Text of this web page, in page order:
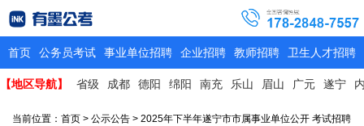
首页 公务员考试 事业单位招聘 企业招聘 教师招聘 卫生人才招聘
【地区导航】 省级 成都 德阳 绵阳 南充 乐山 眉山 广元 遂宁
当前位置： 首页 > 公示公告 > 2025年下半年遂宁市市属事业单位公开 考试招聘